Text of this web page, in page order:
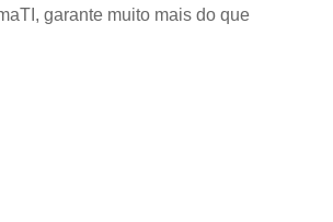
garante muito mais do que